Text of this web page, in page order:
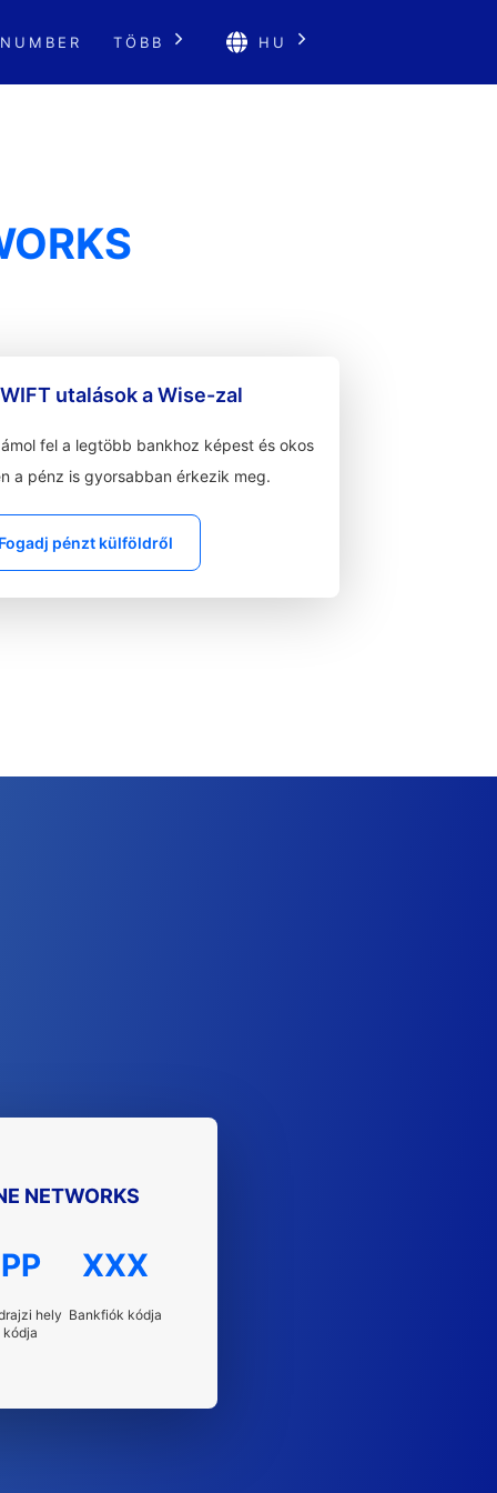
TÖBB HU
utalások a Wise-zal
fel a legtöbb bankhoz képest és okos
a pénz is gyorsabban érkezik meg.
pénzt külföldről
NETWORKS
PP
hely
kódja
XXX
Bankfiók kódja